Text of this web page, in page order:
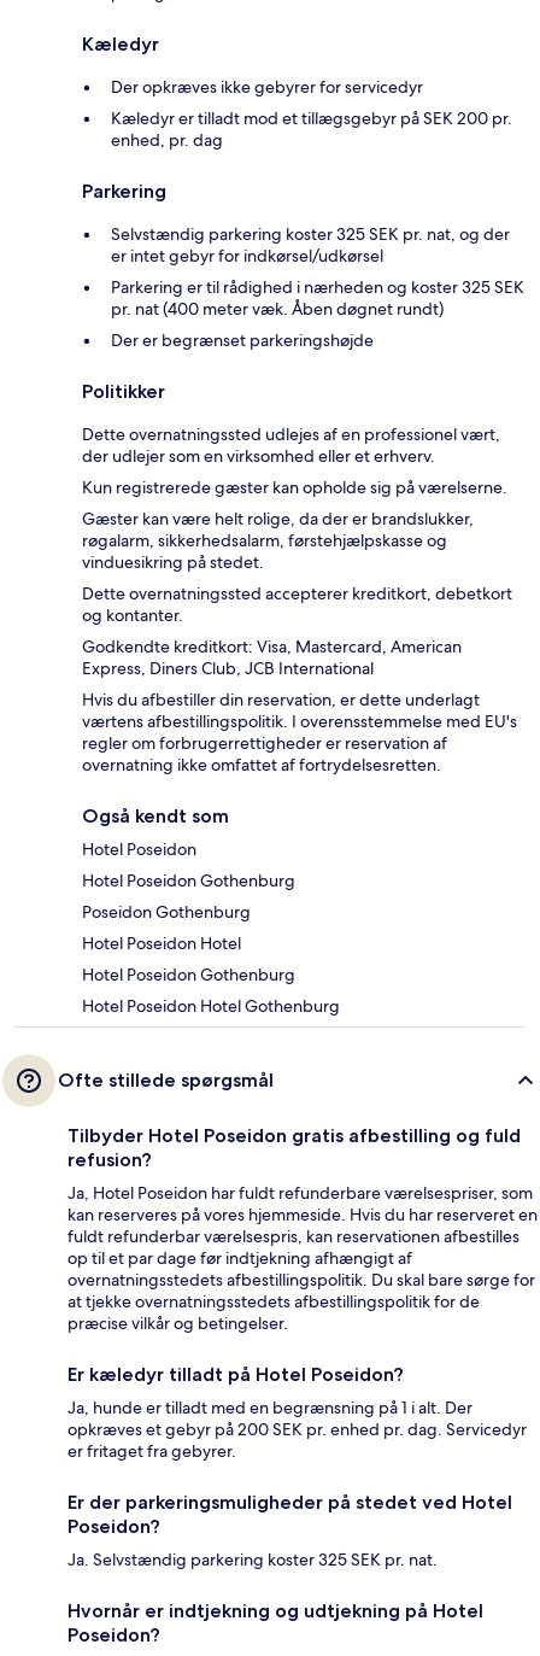
Kæledyr
Der opkræves ikke gebyrer for servicedyr
Kæledyr er tilladt mod et tillægsgebyr på SEK 200 pr.
enhed, pr. dag
Parkering
Selvstændig parkering koster 325 SEK pr. nat, og der
er intet gebyr for indkørsel/udkørsel
Parkering er til rådighed i nærheden og koster 325 SEK
pr. nat (400 meter væk. Åben døgnet rundt)
Der er begrænset parkeringshøjde
Politikker
Dette overnatningssted udlejes af en professionel vært,
der udlejer som en virksomhed eller et erhverv.
Kun registrerede gæster kan opholde sig på værelserne.
Gæster kan være helt rolige, da der er brandslukker,
røgalarm, sikkerhedsalarm, førstehjælpskasse og
vinduesikring på stedet.
Dette overnatningssted accepterer kreditkort, debetkort
og kontanter.
Godkendte kreditkort: Visa, Mastercard, American
Express, Diners Club, JCB International
Hvis du afbestiller din reservation, er dette underlagt
værtens afbestillingspolitik. I overensstemmelse med EU's
regler om forbrugerrettigheder er reservation af
overnatning ikke omfattet af fortrydelsesretten.
Også kendt som
Hotel Poseidon
Hotel Poseidon Gothenburg
Poseidon Gothenburg
Hotel Poseidon Hotel
Hotel Poseidon Gothenburg
Hotel Poseidon Hotel Gothenburg
Ofte stillede spørgsmål
Tilbyder Hotel Poseidon gratis afbestilling og fuld
refusion?
Ja, Hotel Poseidon har fuldt refunderbare værelsespriser, som
kan reserveres på vores hjemmeside. Hvis du har reserveret en
fuldt refunderbar værelsespris, kan reservationen afbestilles
op til et par dage før indtjekning afhængigt af
overnatningsstedets afbestillingspolitik. Du skal bare sørge for
at tjekke overnatningsstedets afbestillingspolitik for de
præcise vilkår og betingelser.
Er kæledyr tilladt på Hotel Poseidon?
Ja, hunde er tilladt med en begrænsning på 1 i alt. Der
opkræves et gebyr på 200 SEK pr. enhed pr. dag. Servicedyr
er fritaget fra gebyrer.
Er der parkeringsmuligheder på stedet ved Hotel
Poseidon?
Ja. Selvstændig parkering koster 325 SEK pr. nat.
Hvornår er indtjekning og udtjekning på Hotel
Poseidon?